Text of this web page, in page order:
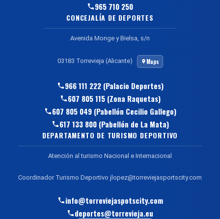
965 710 250
CONCEJALÍA DE DEPORTES
Avenida Monge y Bielsa, s/n
03183 Torrevieja (Alicante) Maps
966 111 222 (Palacio Deportes)
607 805 115 (Zona Raquetas)
607 805 049 (Pabellón Cecilio Gallego)
617 133 800 (Pabellón de La Mata)
DEPARTAMENTO DE TURISMO DEPORTIVO
Atención al turismo Nacional e Internacional
Coordinador Turismo Deportivo jlopez@torreviejasportscity.com
info@torreviejaspotscity.com
deportes@torrevieja.eu